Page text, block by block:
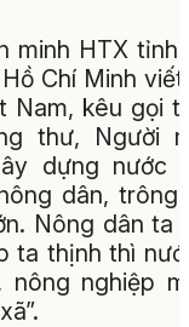
minh HTX tỉnh
Chí Minh
Nam, kêu gọi
thư, Người
dựng nước
dân, trông
Nông dân ta
ta thịnh thì
nông nghiệp